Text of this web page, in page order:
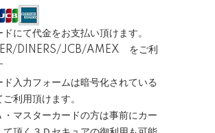
にて代金をお支払い頂けます。
DINERS/JCB/AMEX をご利
ド入力フォームは暗号化されている
利用頂けます。
・マスターカードの方は事前にカー